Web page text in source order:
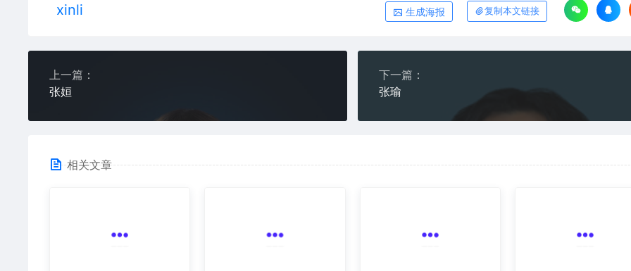
xinli 生成海报 复制本文链接
上一篇：
张姮
下一篇：
张瑜
相关文章